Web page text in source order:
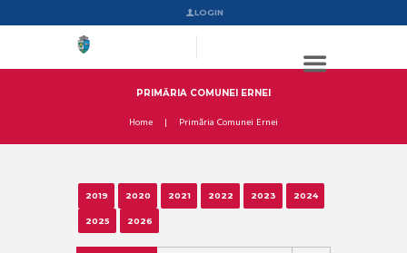
LOGIN
PRIMĂRIA COMUNEI ERNEI
Home Primăria Comunei Ernei
2019 2020 2021 2022 2023 2024
2025 2026